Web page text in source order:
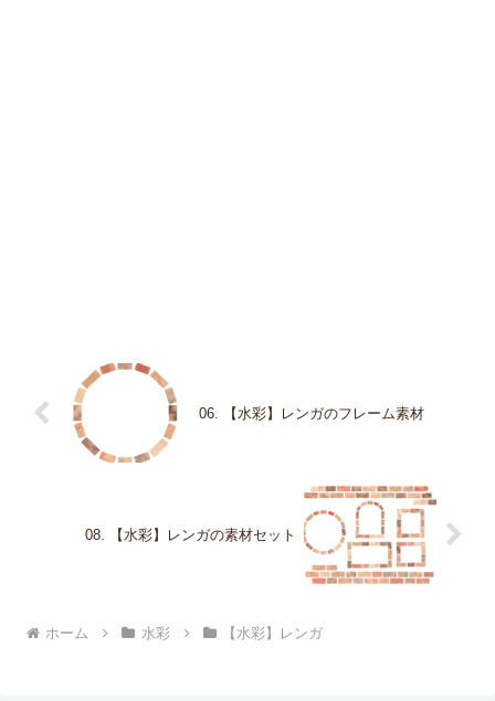
06. 【水彩】レンガのフレーム素材
08. 【水彩】レンガの素材セット
ホーム 水彩 【水彩】レンガ